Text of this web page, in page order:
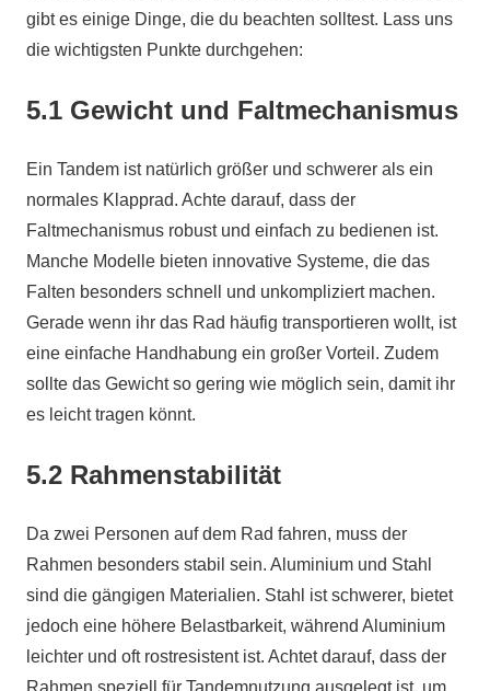
gibt es einige Dinge, die du beachten solltest. Lass uns
die wichtigsten Punkte durchgehen:
5.1 Gewicht und Faltmechanismus
Ein Tandem ist natürlich größer und schwerer als ein
normales Klapprad. Achte darauf, dass der
Faltmechanismus robust und einfach zu bedienen ist.
Manche Modelle bieten innovative Systeme, die das
Falten besonders schnell und unkompliziert machen.
Gerade wenn ihr das Rad häufig transportieren wollt, ist
eine einfache Handhabung ein großer Vorteil. Zudem
sollte das Gewicht so gering wie möglich sein, damit ihr
es leicht tragen könnt.
5.2 Rahmenstabilität
Da zwei Personen auf dem Rad fahren, muss der
Rahmen besonders stabil sein. Aluminium und Stahl
sind die gängigen Materialien. Stahl ist schwerer, bietet
jedoch eine höhere Belastbarkeit, während Aluminium
leichter und oft rostresistent ist. Achtet darauf, dass der